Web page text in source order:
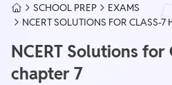
SCHOOL PREP
EXAMS
NCERT SOLUTIONS FOR CLASS-7
NCERT Solutions for
chapter 7